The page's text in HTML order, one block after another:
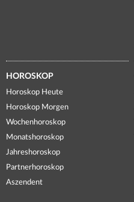
HOROSKOP
Horoskop Heute
Horoskop Morgen
Wochenhoroskop
Monatshoroskop
Jahreshoroskop
Partnerhoroskop
Aszendent